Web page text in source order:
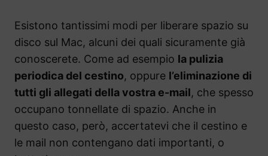
Esistono tantissimi modi per liberare spazio su
disco sul Mac, alcuni dei quali sicuramente già
conoscerete. Come ad esempio la pulizia
periodica del cestino, oppure l’eliminazione di
tutti gli allegati della vostra e-mail, che spesso
occupano tonnellate di spazio. Anche in
questo caso, però, accertatevi che il cestino e
le mail non contengano dati importanti, o